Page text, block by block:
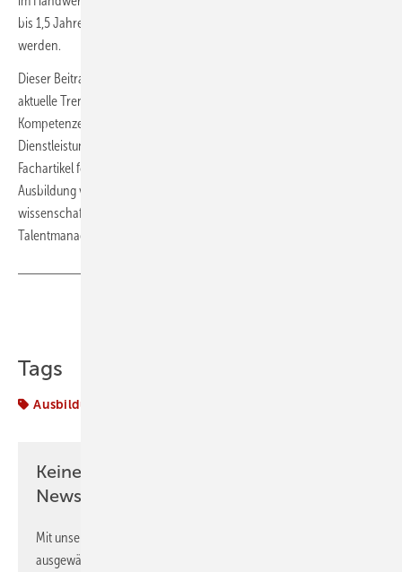
bis 1,5 Jahren oder berufsbegleitend in 2,5 bis 3 Jahren absolviert
werden.
Dieser Beitrag stammt aus dem SKILLS Magazin. Dieses informiert über
aktuelle Trends der beruflichen Bildung und Erfolgsmethoden zur
Kompetenzentwicklung in Industrie, Handwerk und im
Dienstleistungsbereich. Die praxisnahen Berichte und fundierten
Fachartikel fokussieren sich auf die innovativen Ansätze der
Ausbildung von morgen und der Zukunft der Berufe, auf
wissenschaftliche Forschungsprojekte und deren Ergebnisse sowie
Talentmanagement und Nachwuchsförderung.
Tags
Ausbildung
Keine Zeit? Kein Problem mit dem K&L
Newsletter!
Mit unserem Newsletter erhalten Sie regelmäßig von uns
ausgewählte Informationen und Neuigkeiten, gebündelt und